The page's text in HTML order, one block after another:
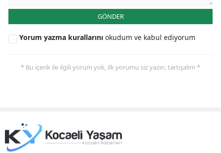
Tokat
GÖNDER
Yorum yazma kurallarını okudum ve kabul ediyorum
* Bu içerik ile ilgili yorum yok, ilk yorumu siz yazın, tartışalım *